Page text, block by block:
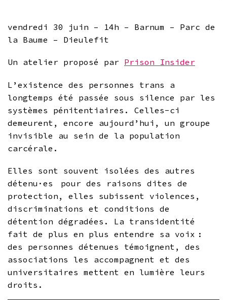
vendredi 30 juin – 14h – Barnum – Parc de
la Baume – Dieulefit
Un atelier proposé par Prison Insider
L’existence des personnes trans a
longtemps été passée sous silence par les
systèmes pénitentiaires. Celles-ci
demeurent, encore aujourd’hui, un groupe
invisible au sein de la population
carcérale.
Elles sont souvent isolées des autres
détenu·es pour des raisons dites de
protection, elles subissent violences,
discriminations et conditions de
détention dégradées. La transidentité
fait de plus en plus entendre sa voix :
des personnes détenues témoignent, des
associations les accompagnent et des
universitaires mettent en lumière leurs
droits.